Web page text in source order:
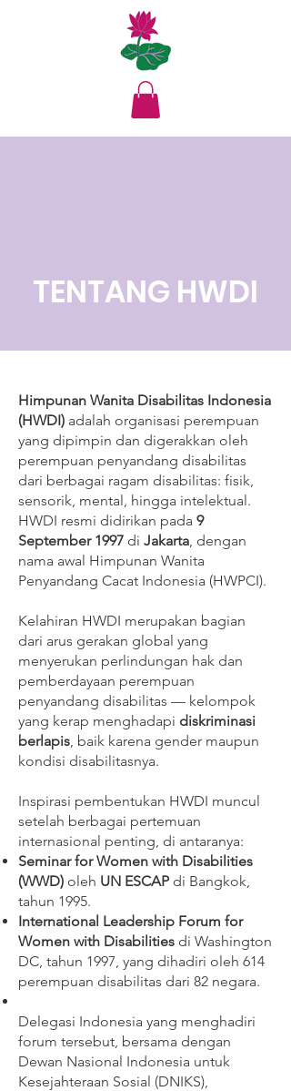
TENTANG HWDI
Himpunan Wanita Disabilitas Indonesia
(HWDI) adalah organisasi perempuan
yang dipimpin dan digerakkan oleh
perempuan penyandang disabilitas
dari berbagai ragam disabilitas: fisik,
sensorik, mental, hingga intelektual.
HWDI resmi didirikan pada 9
September 1997 di Jakarta , dengan
nama awal Himpunan Wanita
Penyandang Cacat Indonesia (HWPCI).
Kelahiran HWDI merupakan bagian
dari arus gerakan global yang
menyerukan perlindungan hak dan
pemberdayaan perempuan
penyandang disabilitas — kelompok
yang kerap menghadapi diskriminasi
berlapis , baik karena gender maupun
kondisi disabilitasnya.
Inspirasi pembentukan HWDI muncul
setelah berbagai pertemuan
internasional penting, di antaranya:
Seminar for Women with Disabilities
(WWD) oleh UN ESCAP di Bangkok,
tahun 1995.
International Leadership Forum for
Women with Disabilities di Washington
DC, tahun 1997, yang dihadiri oleh 614
perempuan disabilitas dari 82 negara.
Delegasi Indonesia yang menghadiri
forum tersebut, bersama dengan
Dewan Nasional Indonesia untuk
Kesejahteraan Sosial (DNIKS),